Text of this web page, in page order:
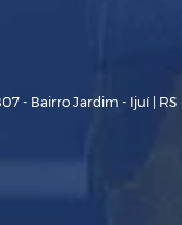
- Bairro Jardim - Ijuí | RS